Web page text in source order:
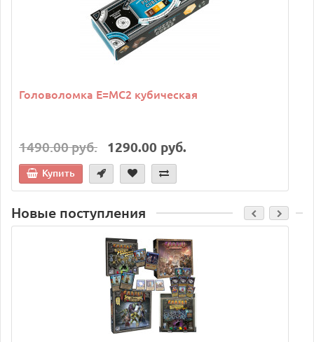
Головоломка E=MC2 кубическая
1490.00 руб. 1290.00 руб.
Купить
Новые поступления